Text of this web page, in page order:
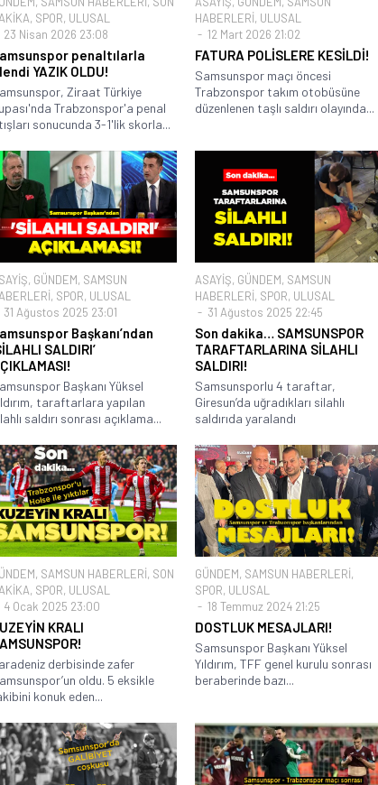
, SPOR, ULUSAL
23 Nisan 2026 23:08
penaltılarla
YAZIK OLDU!
Ziraat Türkiye
Trabzonspor'a penal
sonucunda 3-1'lik skorla...
HABERLERİ, ULUSAL
12 Mart 2026 21:02
FATURA POLİSLERE KESİLDİ!
Samsunspor maçı öncesi
Trabzonspor takım otobüsüne
düzenlenen taşlı saldırı olayında...
, GÜNDEM, SAMSUN
, SPOR, ULUSAL
31 Ağustos 2025 23:01
Başkanı’ndan
SALDIRI’
Başkanı Yüksel
taraftarlara yapılan
saldırı sonrası açıklama...
ASAYİŞ, GÜNDEM, SAMSUN
HABERLERİ, SPOR, ULUSAL
31 Ağustos 2025 22:45
Son dakika… SAMSUNSPOR
TARAFTARLARINA SİLAHLI
SALDIRI!
Samsunsporlu 4 taraftar,
Giresun’da uğradıkları silahlı
saldırıda yaralandı
, SAMSUN HABERLERİ, SON
, SPOR, ULUSAL
4 Ocak 2025 23:00
KRALI
derbisinde zafer
oldu. 5 eksikle
konuk eden...
GÜNDEM, SAMSUN HABERLERİ,
SPOR, ULUSAL
18 Temmuz 2024 21:25
DOSTLUK MESAJLARI!
Samsunspor Başkanı Yüksel
Yıldırım, TFF genel kurulu sonrası
beraberinde bazı...